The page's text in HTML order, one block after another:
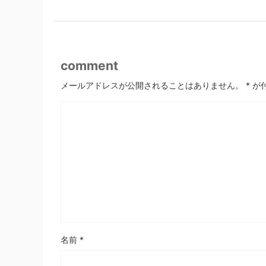
comment
メールアドレスが公開されることはありません。 * が
名前 *